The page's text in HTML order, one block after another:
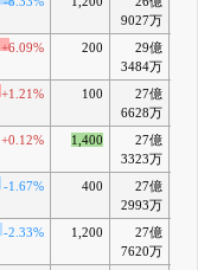
9027万
+6.09% 200
29億
3484万
+1.21% 100
27億
6628万
+0.12% 1,400
27億
3323万
-1.67% 400
27億
2993万
-2.33% 1,200
27億
7620万